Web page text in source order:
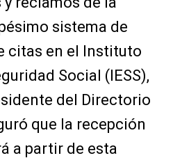
sistema de
citas en el Instituto
Social (IESS),
del Directorio
que la recepción
a partir de esta